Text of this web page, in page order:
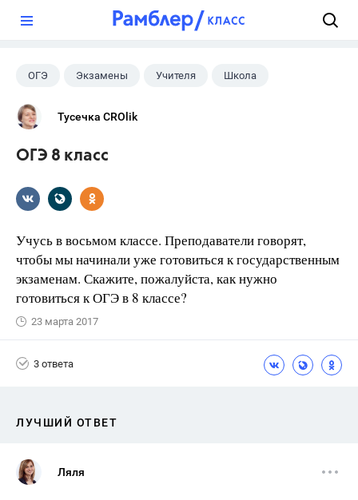
ОГЭ Экзамены Учителя Школа
Тусечка CROlik
ОГЭ 8 класс
Учусь в восьмом классе. Преподаватели говорят,
чтобы мы начинали уже готовиться к государственным
экзаменам. Скажите, пожалуйста, как нужно
готовиться к ОГЭ в 8 классе?
23 марта 2017
3 ответа
ЛУЧШИЙ ОТВЕТ
Ляля